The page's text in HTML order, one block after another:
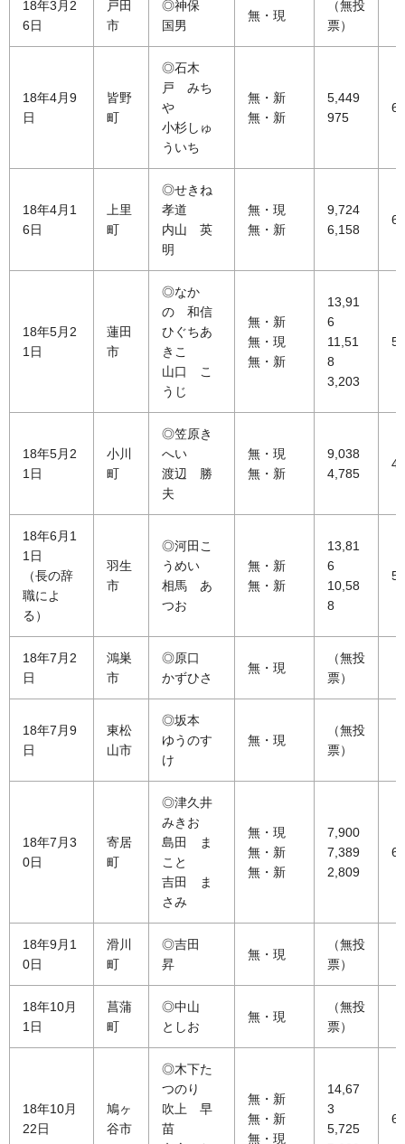
18年3月2
6日
戸田
市
◎神保
国男
無・現
（無投
票）
18年4月9
日
皆野
町
◎石木
戸 みち
や
小杉しゅ
ういち
無・新
無・新
5,449
975
18年4月1
6日
上里
町
◎せきね
孝道
内山 英
明
無・現
無・新
9,724
6,158
18年5月2
1日
蓮田
市
◎なか
の 和信
ひぐちあ
きこ
山口 こ
うじ
無・新
無・現
無・新
13,91
6
11,51
8
3,203
18年5月2
1日
小川
町
◎笠原き
へい
渡辺 勝
夫
無・現
無・新
9,038
4,785
18年6月1
1日
（長の辞
職によ
る）
羽生
市
◎河田こ
うめい
相馬 あ
つお
無・新
無・新
13,81
6
10,58
8
18年7月2
日
鴻巣
市
◎原口
かずひさ
無・現
（無投
票）
18年7月9
日
東松
山市
◎坂本
ゆうのす
け
無・現
（無投
票）
18年7月3
0日
寄居
町
◎津久井
みきお
島田 ま
こと
吉田 ま
さみ
無・現
無・新
無・新
7,900
7,389
2,809
18年9月1
0日
滑川
町
◎吉田
昇
無・現
（無投
票）
18年10月
1日
菖蒲
町
◎中山
としお
無・現
（無投
票）
18年10月
22日
鳩ヶ
谷市
◎木下た
つのり
吹上 早
苗
無・新
無・新
無・現
14,67
3
5,725